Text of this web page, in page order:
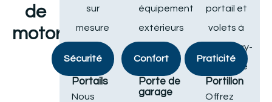
de
motorisation
Sécurité
Portails
Nous
Confort
Porte de
garage
Praticité
Portillon
Offrez